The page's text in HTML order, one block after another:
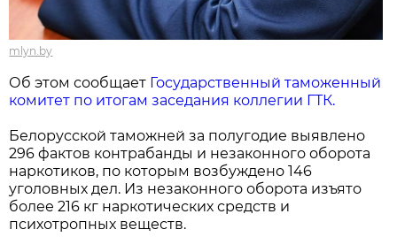
mlyn.by
Об этом сообщает Государственный таможенный
комитет по итогам заседания коллегии ГТК.
Белорусской таможней за полугодие выявлено
296 фактов контрабанды и незаконного оборота
наркотиков, по которым возбуждено 146
уголовных дел. Из незаконного оборота изъято
более 216 кг наркотических средств и
психотропных веществ.